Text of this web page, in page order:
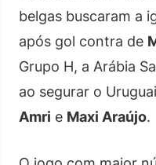
belgas buscaram a
após gol contra de
Grupo H, a Arábia
ao segurar o
Amri e Maxi Araújo.